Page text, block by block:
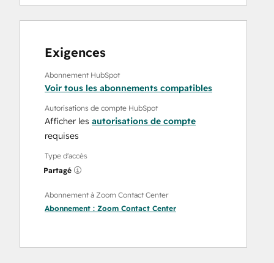
Exigences
Abonnement HubSpot
Voir tous les abonnements compatibles
Autorisations de compte HubSpot
Afficher les autorisations de compte
requises
Type d'accès
Partagé
Abonnement à Zoom Contact Center
Abonnement : Zoom Contact Center